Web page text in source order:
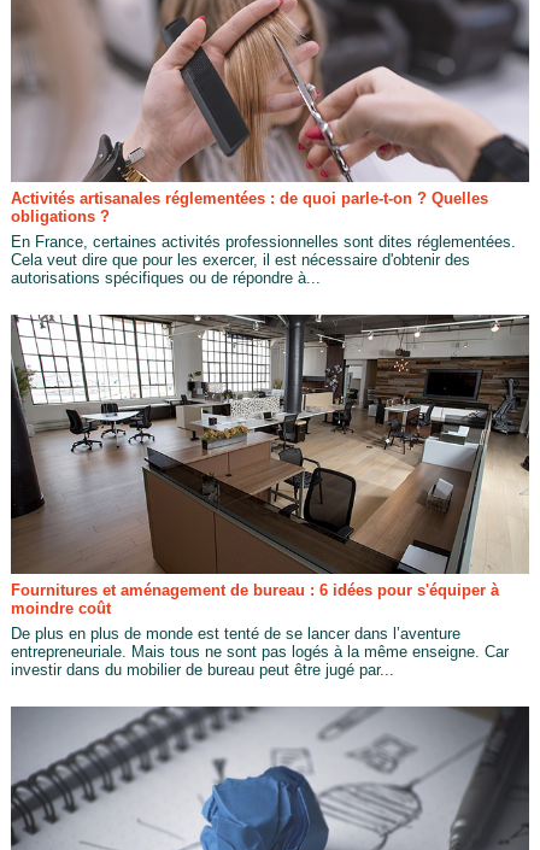
Activités artisanales réglementées : de quoi parle-t-on ? Quelles
obligations ?
En France, certaines activités professionnelles sont dites réglementées.
Cela veut dire que pour les exercer, il est nécessaire d'obtenir des
autorisations spécifiques ou de répondre à...
Fournitures et aménagement de bureau : 6 idées pour s'équiper à
moindre coût
De plus en plus de monde est tenté de se lancer dans l’aventure
entrepreneuriale. Mais tous ne sont pas logés à la même enseigne. Car
investir dans du mobilier de bureau peut être jugé par...